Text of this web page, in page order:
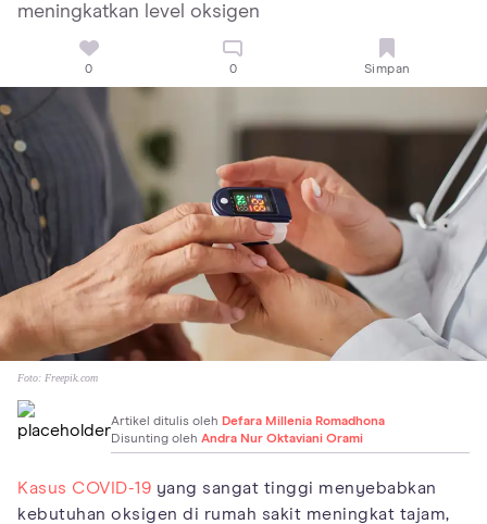
meningkatkan level oksigen
0 0 Simpan
Foto: Freepik.com
Artikel ditulis oleh Defara Millenia Romadhona
Disunting oleh Andra Nur Oktaviani Orami
Kasus COVID-19 yang sangat tinggi menyebabkan
kebutuhan oksigen di rumah sakit meningkat tajam,